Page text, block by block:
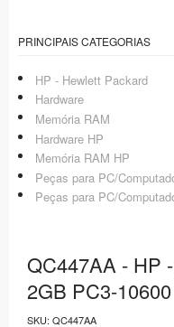
PRINCIPAIS CATEGORIAS
HP - Hewlett Packard
Hardware
Memória RAM
Hardware HP
Memória RAM HP
Peças para PC/
Peças para PC/
QC447AA - HP
2GB PC3-
SKU: QC447AA